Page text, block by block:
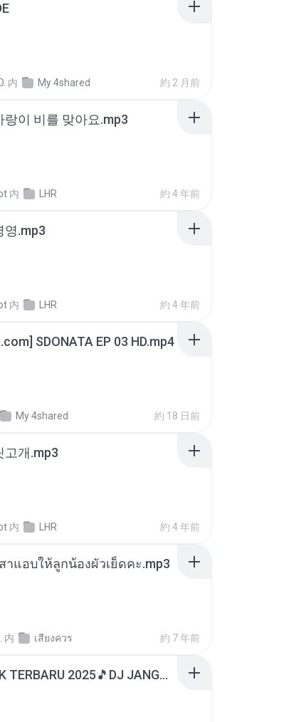
内 My 4shared 約 2 月前
랑이 비를 맞아요.mp3
内 LHR 約 4 年前
영.mp3
内 LHR 約 4 年前
SDONATA EP 03 HD.mp4
My 4shared 約 18 日前
고개.mp3
内 LHR 約 4 年前
สาแอบให้ลูกน้องผัวเย็ดคะ.mp3
内 เสียงควร 約 7 年前
DJ TIKTOK TERBARU 2025🎵DJ JANGAN TUNGGU LAMA LAMA NANTI LAMA LAMA 🎵DJ SEDIA AKU SEBELUM HUJAN